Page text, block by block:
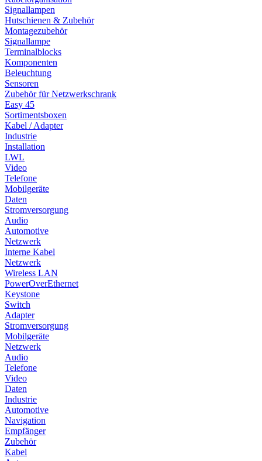
Signallampen
Hutschienen & Zubehör
Montagezubehör
Signallampe
Terminalblocks
Komponenten
Beleuchtung
Sensoren
Zubehör für Netzwerkschrank
Easy 45
Sortimentsboxen
Kabel / Adapter
Industrie
Installation
LWL
Video
Telefone
Mobilgeräte
Daten
Stromversorgung
Audio
Automotive
Netzwerk
Interne Kabel
Netzwerk
Wireless LAN
PowerOverEthernet
Keystone
Switch
Adapter
Stromversorgung
Mobilgeräte
Netzwerk
Audio
Telefone
Video
Daten
Industrie
Automotive
Navigation
Empfänger
Zubehör
Kabel